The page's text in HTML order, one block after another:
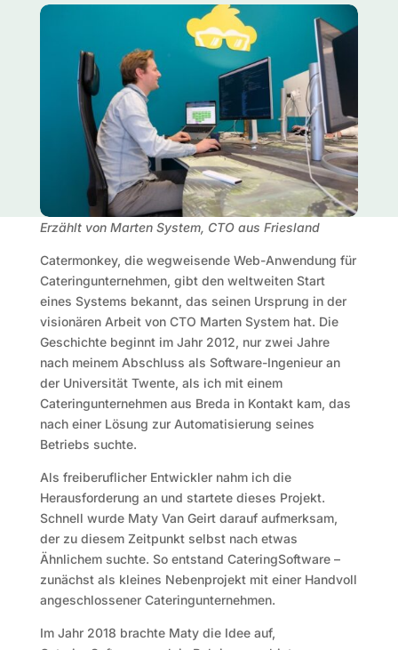
Erzählt von Marten System, CTO aus Friesland
Catermonkey, die wegweisende Web-Anwendung für
Cateringunternehmen, gibt den weltweiten Start
eines Systems bekannt, das seinen Ursprung in der
visionären Arbeit von CTO Marten System hat. Die
Geschichte beginnt im Jahr 2012, nur zwei Jahre
nach meinem Abschluss als Software-Ingenieur an
der Universität Twente, als ich mit einem
Cateringunternehmen aus Breda in Kontakt kam, das
nach einer Lösung zur Automatisierung seines
Betriebs suchte.
Als freiberuflicher Entwickler nahm ich die
Herausforderung an und startete dieses Projekt.
Schnell wurde Maty Van Geirt darauf aufmerksam,
der zu diesem Zeitpunkt selbst nach etwas
Ähnlichem suchte. So entstand CateringSoftware –
zunächst als kleines Nebenprojekt mit einer Handvoll
angeschlossener Cateringunternehmen.
Im Jahr 2018 brachte Maty die Idee auf,